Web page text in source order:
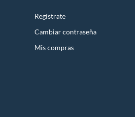
Regístrate
Cambiar contraseña
Mis compras